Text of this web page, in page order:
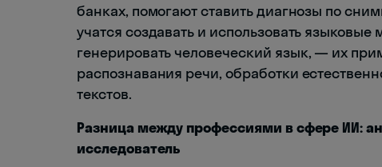
банках, помогают ставить диагнозы по
учатся создавать и использовать
генерировать человеческий язык, — их
распознавания речи, обработки
текстов.
Разница между профессиями в сфере ИИ:
исследователь